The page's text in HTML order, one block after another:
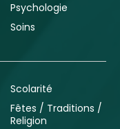
Psychologie
Soins
Scolarité
Fêtes / Traditions /
Religion